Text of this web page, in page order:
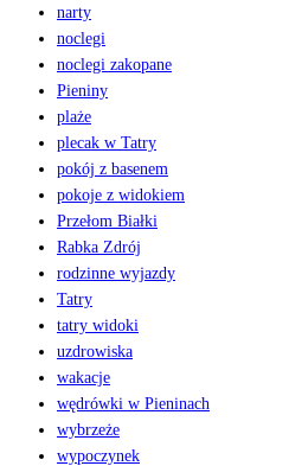
narty
noclegi
noclegi zakopane
Pieniny
plaże
plecak w Tatry
pokój z basenem
pokoje z widokiem
Przełom Białki
Rabka Zdrój
rodzinne wyjazdy
Tatry
tatry widoki
uzdrowiska
wakacje
wędrówki w Pieninach
wybrzeże
wypoczynek